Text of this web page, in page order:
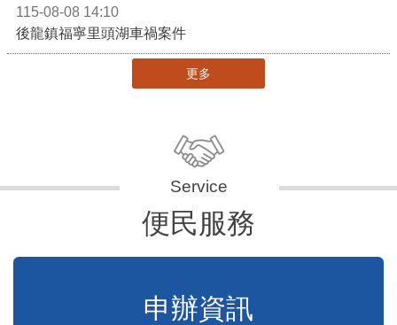
115-08-08 14:10
後龍鎮福寧里頭湖車禍案件
更多
便民服務
申辦資訊